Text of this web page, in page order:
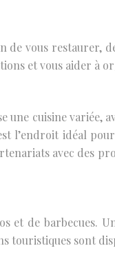
de vous restaurer,
et vous aider à
cuisine variée,
l’endroit idéal
avec des
et de barbecues.
touristiques sont